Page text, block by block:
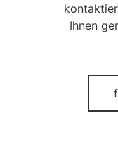
Ihnen